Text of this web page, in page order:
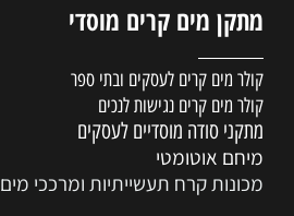
מתקן מים קרים מוסדי
קולר מים קרים לעסקים ובתי ספר
קולר מים קרים נגישות לנכים
מתקני סודה מוסדיים לעסקים
מיחם אוטומטי
מכונות קרח תעשייתיות ומרככי מים